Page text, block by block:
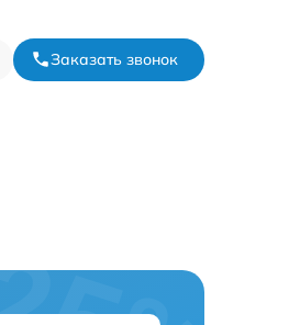
Заказать звонок